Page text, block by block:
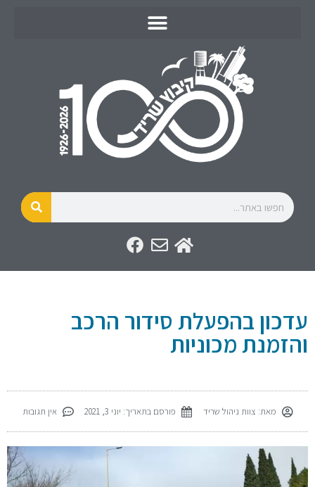
עדכון בהפעלת סידור הרכב
והזמנת מכוניות
מאת: צוות ניהול שריד פורסם בתאריך: יוני 3, 2021 אין תגובות